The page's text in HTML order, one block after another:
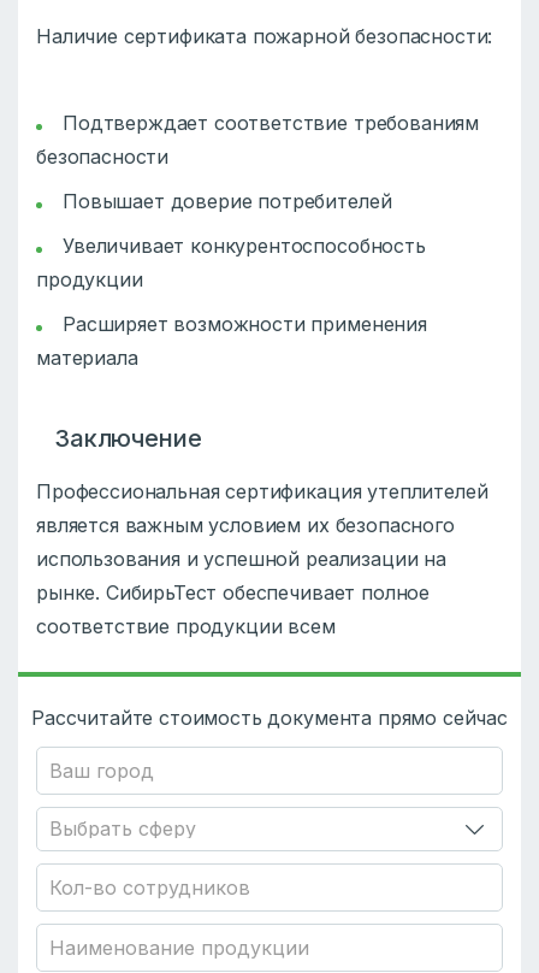
Наличие сертификата пожарной безопасности:
Подтверждает соответствие требованиям
безопасности
Повышает доверие потребителей
Увеличивает конкурентоспособность
продукции
Расширяет возможности применения
материала
Заключение
Профессиональная сертификация утеплителей
является важным условием их безопасного
использования и успешной реализации на
рынке. СибирьТест обеспечивает полное
соответствие продукции всем
Рассчитайте стоимость документа прямо сейчас